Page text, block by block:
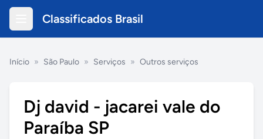
Classificados Brasil
Início » São Paulo » Serviços » Outros serviços
Dj david - jacarei vale do
Paraíba SP